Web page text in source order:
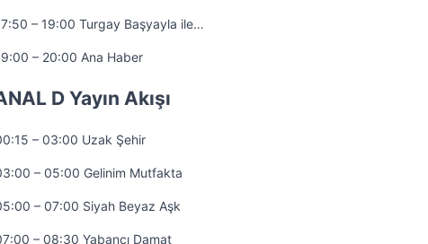
– 19:00 Turgay Başyayla ile…
– 20:00 Ana Haber
D Yayın Akışı
– 03:00 Uzak Şehir
– 05:00 Gelinim Mutfakta
– 07:00 Siyah Beyaz Aşk
– 08:30 Yabancı Damat